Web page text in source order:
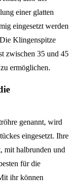
einer glatten
eingesetzt werden
Klingenspitze
zwischen 35 und 45
ermöglichen.
genannt, wird
eingesetzt. Ihre
mit halbrunden und
für die
ihr können